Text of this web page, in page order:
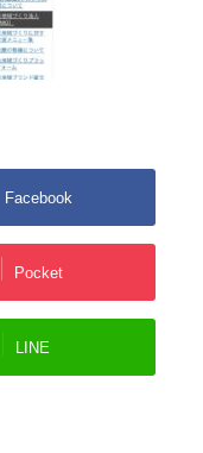
Facebook
Pocket
LINE